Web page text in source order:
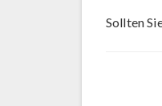
Sollten